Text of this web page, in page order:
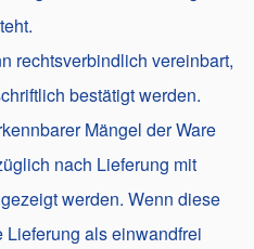
rechtsverbindlich vereinbart,
bestätigt werden.
Mängel der Ware
nach Lieferung mit
werden. Wenn diese
als einwandfrei